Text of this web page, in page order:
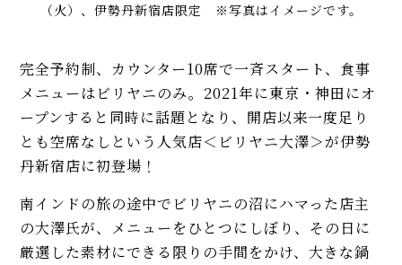
（火）、伊勢丹新宿店限定 ※写真はイメージです。
完全予約制、カウンター10席で一斉スタート、食事
メニューはビリヤニのみ。2021年に東京・神田にオ
ープンすると同時に話題となり、開店以来一度足り
とも空席なしという人気店＜ビリヤニ大澤＞が伊勢
丹新宿店に初登場！
南インドの旅の途中でビリヤニの沼にハマった店主
の大澤氏が、メニューをひとつにしぼり、その日に
厳選した素材にできる限りの手間をかけ、大きな鍋